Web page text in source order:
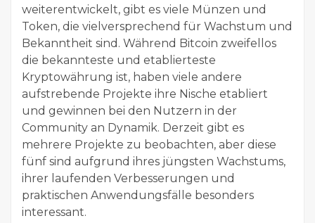
weiterentwickelt, gibt es viele Münzen und
Token, die vielversprechend für Wachstum und
Bekanntheit sind. Während Bitcoin zweifellos
die bekannteste und etablierteste
Kryptowährung ist, haben viele andere
aufstrebende Projekte ihre Nische etabliert
und gewinnen bei den Nutzern in der
Community an Dynamik. Derzeit gibt es
mehrere Projekte zu beobachten, aber diese
fünf sind aufgrund ihres jüngsten Wachstums,
ihrer laufenden Verbesserungen und
praktischen Anwendungsfälle besonders
interessant.